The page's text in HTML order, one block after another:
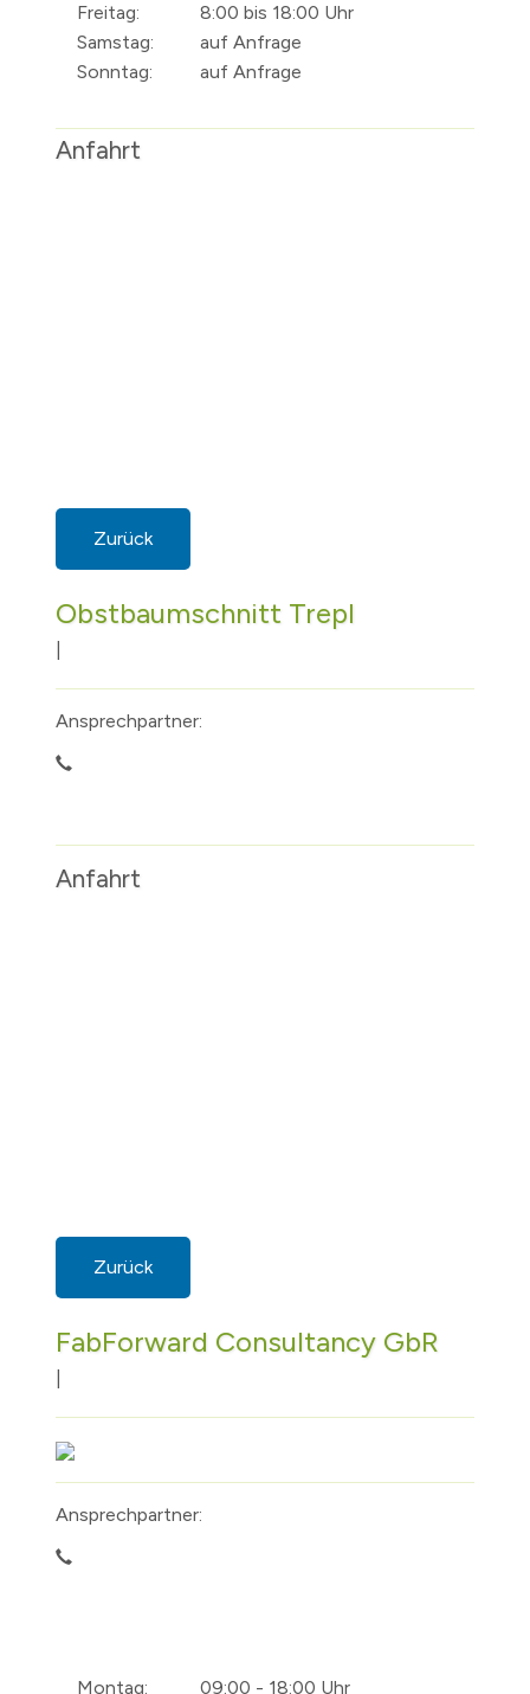
Freitag:
8:00 bis 18:00 Uhr
Samstag:
auf Anfrage
Sonntag:
auf Anfrage
Anfahrt
Zurück
Obstbaumschnitt Trepl
Ansprechpartner:
Anfahrt
Zurück
FabForward Consultancy GbR
Ansprechpartner:
Montag: 09:00 - 18:00 Uhr